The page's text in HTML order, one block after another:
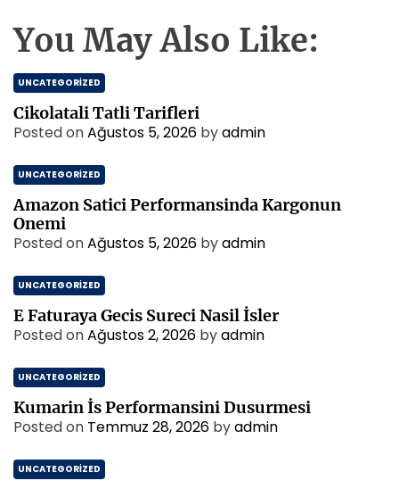
You May Also Like:
UNCATEGORIZED
Cikolatali Tatli Tarifleri
Posted onAğustos 5, 2026 byadmin
UNCATEGORIZED
Amazon Satici Performansinda Kargonun
Onemi
Posted onAğustos 5, 2026 byadmin
UNCATEGORIZED
E Faturaya Gecis Sureci Nasil İsler
Posted onAğustos 2, 2026 byadmin
UNCATEGORIZED
Kumarin İs Performansini Dusurmesi
Posted on Temmuz 28, 2026 byadmin
UNCATEGORIZED